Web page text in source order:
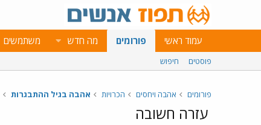
עמוד ראשי פורומים מה חדש משתמשים
פוסטים חיפוש
פורומים אהבה ויחסים הכרויות אהבה בגיל ההתבגרות
עזרה חשובה